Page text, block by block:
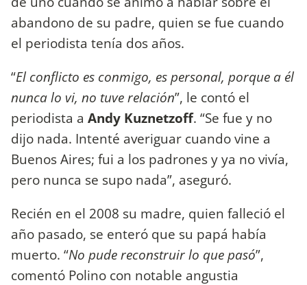
abandono de su padre, quien se fue cuando
el periodista tenía dos años.
“El conflicto es conmigo, es personal, porque a él
nunca lo vi, no tuve relación”, le contó el
periodista a Andy Kuznetzoff. “Se fue y no
dijo nada. Intenté averiguar cuando vine a
Buenos Aires; fui a los padrones y ya no vivía,
pero nunca se supo nada”, aseguró.
Recién en el 2008 su madre, quien falleció el
año pasado, se enteró que su papá había
muerto. “No pude reconstruir lo que pasó”,
comentó Polino con notable angustia